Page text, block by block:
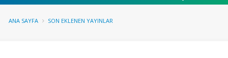
ANA SAYFA SON EKLENEN YAYINLAR